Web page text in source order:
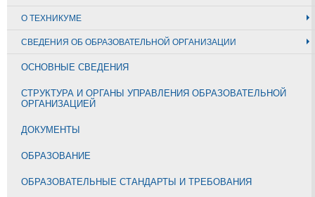
О ТЕХНИКУМЕ
СВЕДЕНИЯ ОБ ОБРАЗОВАТЕЛЬНОЙ ОРГАНИЗАЦИИ
ОСНОВНЫЕ СВЕДЕНИЯ
СТРУКТУРА И ОРГАНЫ УПРАВЛЕНИЯ ОБРАЗОВАТЕЛЬНОЙ
ОРГАНИЗАЦИЕЙ
ДОКУМЕНТЫ
ОБРАЗОВАНИЕ
ОБРАЗОВАТЕЛЬНЫЕ СТАНДАРТЫ И ТРЕБОВАНИЯ